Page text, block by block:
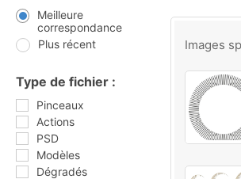
Meilleure
correspondance
Plus récent
Type de fichier :
Pinceaux
Actions
PSD
Modèles
Dégradés
Images